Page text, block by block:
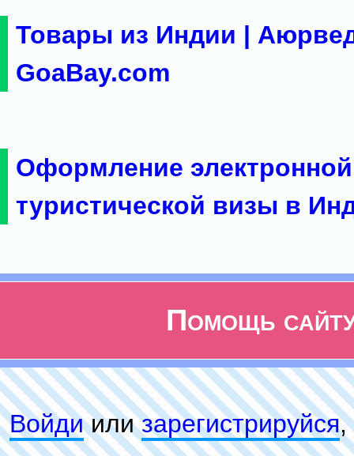
Товары из Индии |
GoaBay.com
Оформление электронной
туристической визы в
Помощь
Войдиилизарeгиcтpируйся,